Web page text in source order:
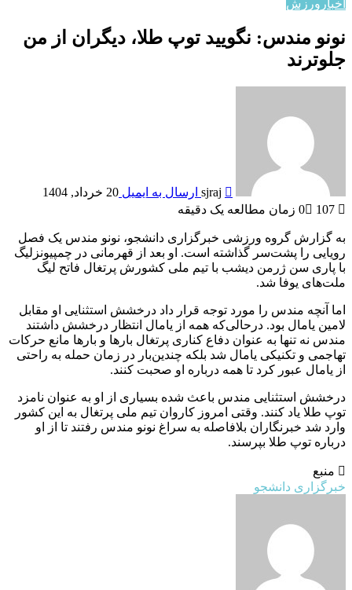
نگویید توپ طلا، دیگران از من
sjraj ارسال به ایمیل 20 خرداد, 1404
0زمان مطالعه یک دقیقه
گروه ورزشی خبرگزاری دانشجو، نونو مندس یک فصل
پشت‌سر ‏گذاشته است. او بعد از قهرمانی در چمپیونزلیگ
سن ژرمن ‏دیشب با تیم ملی کشورش پرتغال فاتح لیگ
یوفا شد.
مندس را مورد توجه قرار داد درخشش استثنایی او مقابل
بود. درحالی‌که همه از یامال انتظار درخشش داشتند
تنها به عنوان دفاع کناری پرتغال بارها و بارها مانع حرکات
تکنیکی یامال شد بلکه چندین‌بار در زمان حمله به راحتی
عبور کرد تا همه درباره او صحبت کنند.‏
مندس باعث شده بسیاری از او به عنوان نامزد
یاد کنند. وقتی امروز کاروان تیم ملی پرتغال به این کشور
بلافاصله به سراغ نونو مندس رفتند تا از او
طلا بپرسند.
دانشجو